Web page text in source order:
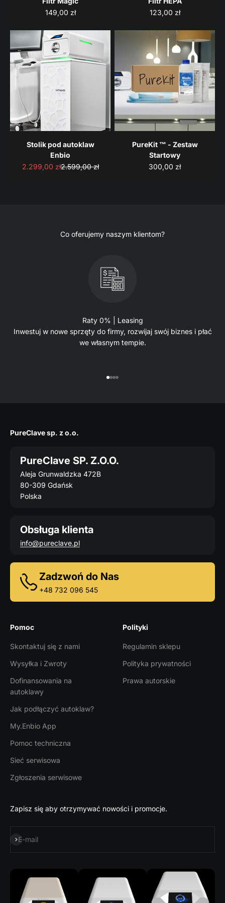
Cena promocyjna
149,00 zł
Cena promocyjna
123,00 zł
Stolik pod autoklaw
Enbio
Cena promocyjna
2.299,00 złCena regularna
2.599,00 zł
PureKit ™ - Zestaw
Startowy
Cena promocyjna
300,00 zł
Co oferujemy naszym klientom?
Raty 0% | Leasing
Inwestuj w nowe sprzęty do firmy, rozwijaj swój biznes i płać
we własnym tempie.
PureClave sp. z o.o.
PureClave SP. Z.O.O.
Aleja Grunwaldzka 472B
80-309 Gdańsk
Polska
Obsługa klienta
info@pureclave.pl
Zadzwoń do Nas
+48 732 096 545
Pomoc
Skontaktuj się z nami
Wysyłka i Zwroty
Dofinansowania na
autoklawy
Jak podłączyć autoklaw?
My.Enbio App
Pomoc techniczna
Sieć serwisowa
Zgłoszenia serwisowe
Polityki
Regulamin sklepu
Polityka prywatności
Prawa autorskie
Zapisz się aby otrzymywać nowości i promocje.
E-mail
Subskrybuj